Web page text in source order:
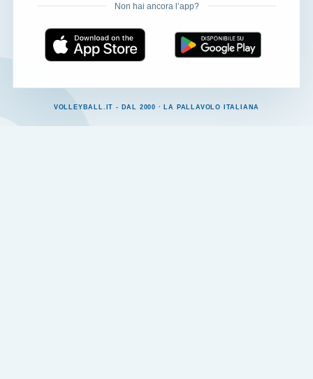
Non hai ancora l’app?
VOLLEYBALL.IT - DAL 2000 · LA PALLAVOLO ITALIANA